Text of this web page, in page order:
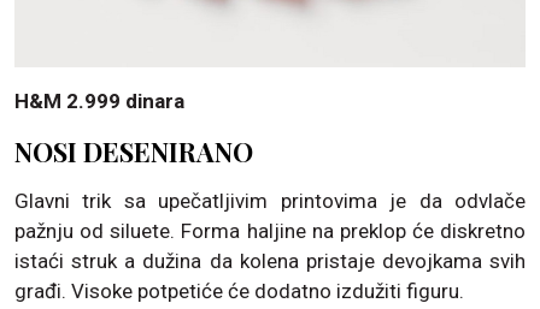
H&M 2.999 dinara
NOSI DESENIRANO
Glavni trik sa upečatljivim printovima je da odvlače
pažnju od siluete. Forma haljine na preklop će diskretno
istaći struk a dužina da kolena pristaje devojkama svih
građi. Visoke potpetiće će dodatno izdužiti figuru.